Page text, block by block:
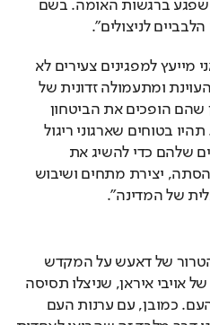
הביטחון איבדו את חייהם, מה שפגע ברגשות האומה. בשם
לניצולים".
הוא המשיך: "כחבר פרלמנט אני מייעץ למפגינים צעירים לא
להיות מושפעים מהתקשורת העוינת ומתעמולה זדונית של
אויבי הגבול והאזור הזה, מכיוון שהם הופכים את הביטחון
והחיים היקרים שלכם למטרה. תהיו בטוחים שארגוני ריגול
רבים מנסים להגן על האינטרסים שלהם כדי להשיג את
מטרותיהם המרושעות על ידי הסתה, יצירת מתחים ושיבוש
של המדינה".
נציג היהודים קבע: "מתקפת הטרור של דאעש על המקדש
בשיראז היתה דוגמה לפשעים של אויבי איראן, שניצלו תסיסה
וניסו ליצור פחד ודכדוך בקרב העם. כמובן, עם ערנות העם